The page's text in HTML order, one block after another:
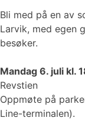
Bli med på en av
Larvik, med egen
besøker.
Mandag 6. juli kl.
Revstien
Oppmøte på
Line-terminalen).